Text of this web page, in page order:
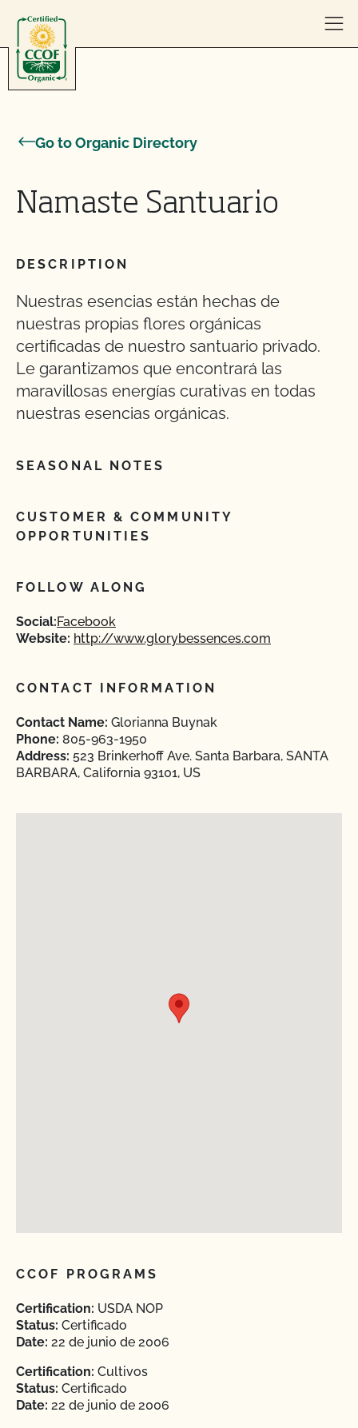
Go to Organic Directory
Namaste Santuario
DESCRIPTION
Nuestras esencias están hechas de
nuestras propias flores orgánicas
certificadas de nuestro santuario privado.
Le garantizamos que encontrará las
maravillosas energías curativas en todas
nuestras esencias orgánicas.
SEASONAL NOTES
CUSTOMER & COMMUNITY
OPPORTUNITIES
FOLLOW ALONG
Social:Facebook
Website: http://www.glorybessences.com
CONTACT INFORMATION
Contact Name: Glorianna Buynak
Phone: 805-963-1950
Address: 523 Brinkerhoff Ave. Santa Barbara, SANTA
BARBARA, California 93101, US
CCOF PROGRAMS
Certification: USDA NOP
Status: Certificado
Date: 22 de junio de 2006
Certification: Cultivos
Status: Certificado
Date: 22 de junio de 2006